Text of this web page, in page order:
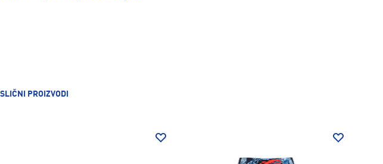
SLIČNI PROIZVODI